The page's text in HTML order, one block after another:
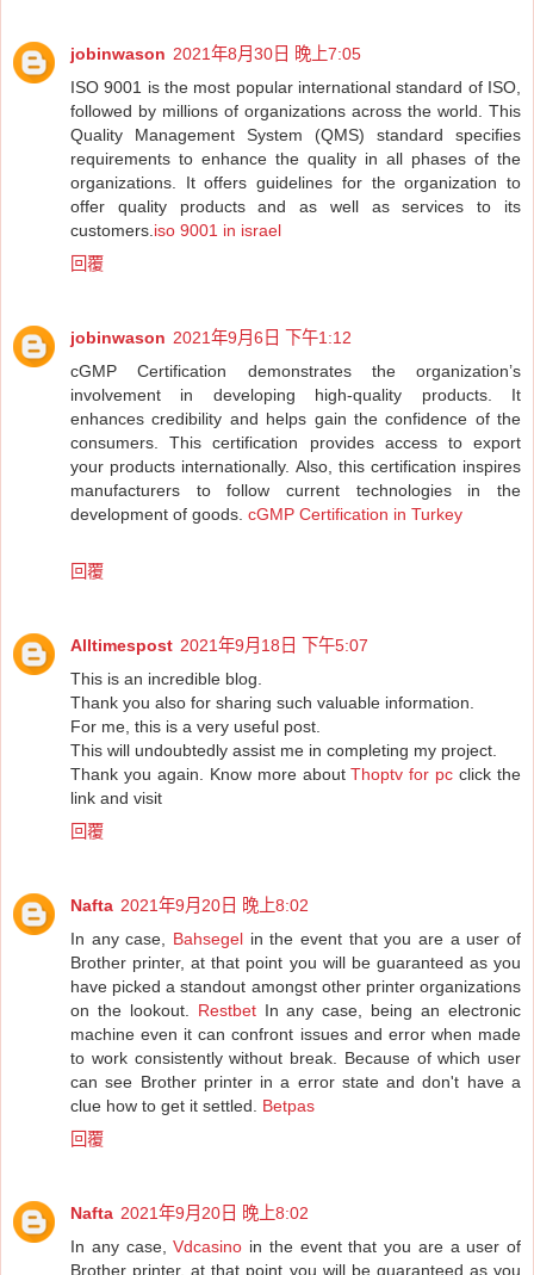
jobinwason 2021年8月30日 晚上7:05
ISO 9001 is the most popular international standard of ISO,
followed by millions of organizations across the world. This
Quality Management System (QMS) standard specifies
requirements to enhance the quality in all phases of the
organizations. It offers guidelines for the organization to
offer quality products and as well as services to its
customers. iso 9001 in israel
回覆
jobinwason 2021年9月6日 下午1:12
cGMP Certification demonstrates the organization’s
involvement in developing high-quality products. It
enhances credibility and helps gain the confidence of the
consumers. This certification provides access to export
your products internationally. Also, this certification inspires
manufacturers to follow current technologies in the
development of goods. cGMP Certification in Turkey
回覆
Alltimespost 2021年9月18日 下午5:07
This is an incredible blog.
Thank you also for sharing such valuable information.
For me, this is a very useful post.
This will undoubtedly assist me in completing my project.
Thank you again. Know more aboutThoptv for pc click the
link and visit
回覆
Nafta 2021年9月20日 晚上8:02
In any case, Bahsegel in the event that you are a user of
Brother printer, at that point you will be guaranteed as you
have picked a standout amongst other printer organizations
on the lookout. RestbetIn any case, being an electronic
machine even it can confront issues and error when made
to work consistently without break. Because of which user
can see Brother printer in a error state and don't have a
clue how to get it settled. Betpas
回覆
Nafta 2021年9月20日 晚上8:02
In any case,Vdcasino in the event that you are a user of
Brother printer, at that point you will be guaranteed as you